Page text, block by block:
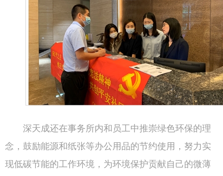
深天成还在事务所内和员工中推崇绿色环保的理
念，鼓励能源和纸张等办公用品的节约使用，努力实
现低碳节能的工作环境，为环境保护贡献自己的微薄